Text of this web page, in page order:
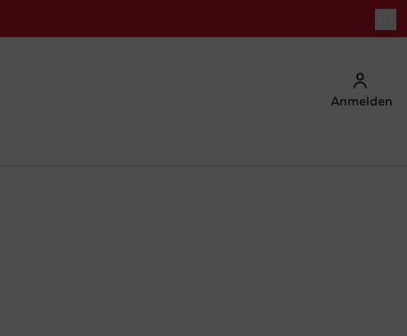
Anmelden